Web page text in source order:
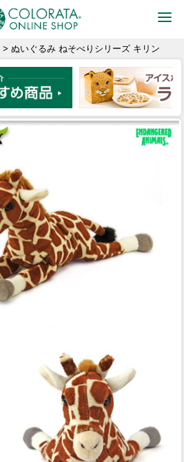
> ぬいぐるみ ねそべりシリーズ キリン